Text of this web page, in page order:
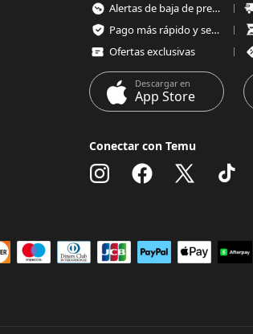
Alertas de baja de precios
Pago más rápido y seguro
Ofertas exclusivas
Descargar en
App Store
Conectar con Temu